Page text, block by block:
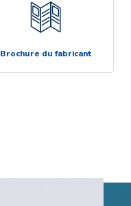
Brochure du fabricant